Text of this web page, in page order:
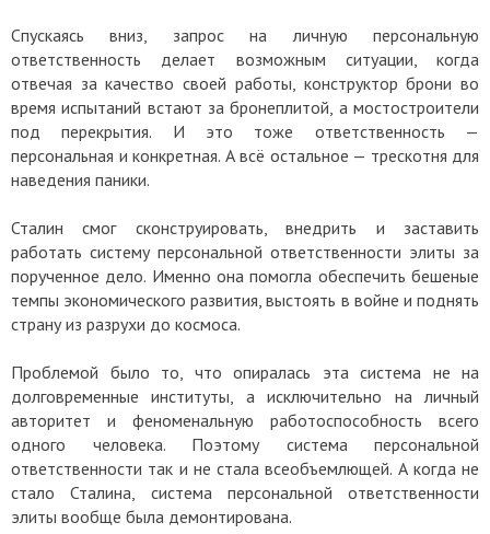
Спускаясь вниз, запрос на личную персональную
ответственность делает возможным ситуации, когда
отвечая за качество своей работы, конструктор брони во
время испытаний встают за бронеплитой, а мостостроители
под перекрытия. И это тоже ответственность —
персональная и конкретная. А всё остальное — трескотня для
наведения паники.
Сталин смог сконструировать, внедрить и заставить
работать систему персональной ответственности элиты за
порученное дело. Именно она помогла обеспечить бешеные
темпы экономического развития, выстоять в войне и поднять
страну из разрухи до космоса.
Проблемой было то, что опиралась эта система не на
долговременные институты, а исключительно на личный
авторитет и феноменальную работоспособность всего
одного человека. Поэтому система персональной
ответственности так и не стала всеобъемлющей. А когда не
стало Сталина, система персональной ответственности
элиты вообще была демонтирована.